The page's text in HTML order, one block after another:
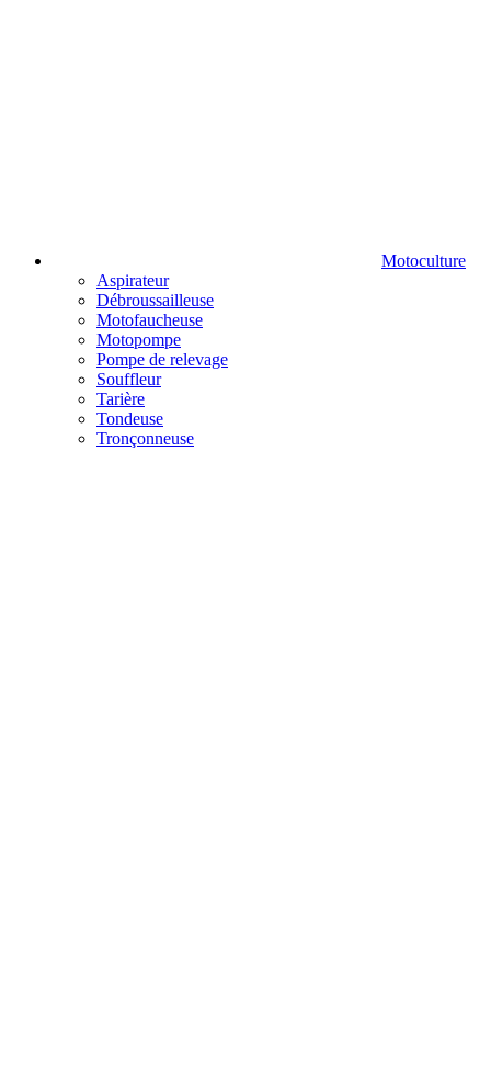
Motoculture
Aspirateur
Débroussailleuse
Motofaucheuse
Motopompe
Pompe de relevage
Souffleur
Tarière
Tondeuse
Tronçonneuse